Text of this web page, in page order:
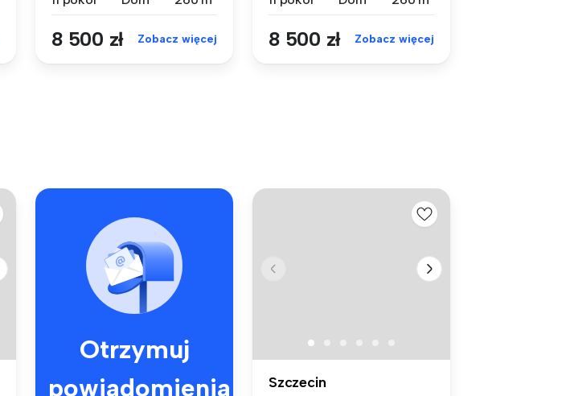
8 500 zł Zobacz więcej 8 500 zł Zobacz więcej
Otrzymuj
powiadomienia
Szczecin